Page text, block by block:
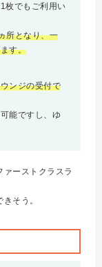
枚でもご利用い
所となり、一
す。
ンジの受付で
能ですし、ゆ
ーストクラスラ
そう。